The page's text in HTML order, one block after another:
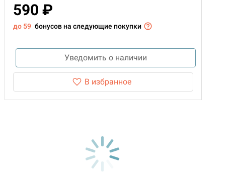
590 ₽
до 59 бонусов на следующие покупки
Уведомить о наличии
В избранное